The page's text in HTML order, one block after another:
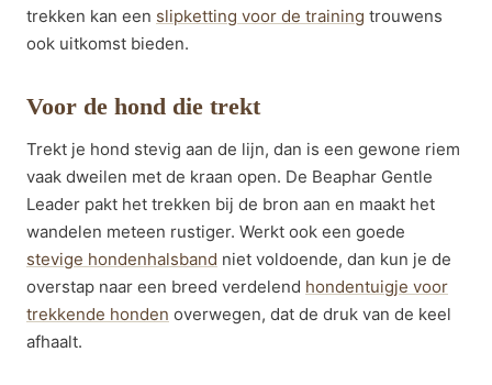
trekken kan een slipketting voor de training trouwens
ook uitkomst bieden.
Voor de hond die trekt
Trekt je hond stevig aan de lijn, dan is een gewone riem
vaak dweilen met de kraan open. De Beaphar Gentle
Leader pakt het trekken bij de bron aan en maakt het
wandelen meteen rustiger. Werkt ook een goede
stevige hondenhalsband niet voldoende, dan kun je de
overstap naar een breed verdelend hondentuigje voor
trekkende honden overwegen, dat de druk van de keel
afhaalt.